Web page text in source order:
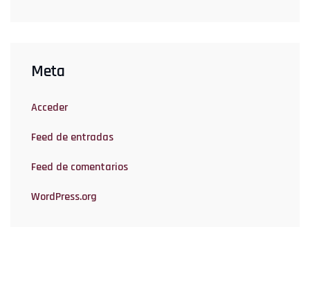
Meta
Acceder
Feed de entradas
Feed de comentarios
WordPress.org